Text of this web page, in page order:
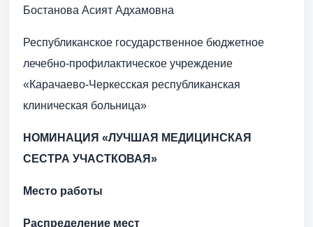
Бостанова Асият Адхамовна
Республиканское государственное бюджетное
лечебно-профилактическое учреждение
«Карачаево-Черкесская республиканская
клиническая больница»
НОМИНАЦИЯ «ЛУЧШАЯ МЕДИЦИНСКАЯ
СЕСТРА УЧАСТКОВАЯ»
Место работы
Распределение мест